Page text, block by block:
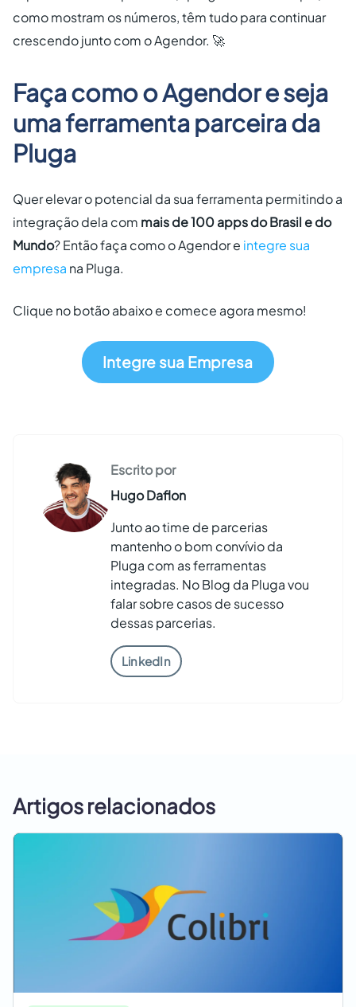
como mostram os números, têm tudo para continuar
crescendo junto com o Agendor. 🚀
Faça como o Agendor e seja
uma ferramenta parceira da
Pluga
Quer elevar o potencial da sua ferramenta permitindo a
integração dela com mais de 100 apps do Brasil e do
Mundo? Então faça como o Agendor e integre sua
empresa na Pluga.
Clique no botão abaixo e comece agora mesmo!
Integre sua Empresa
Escrito por
Hugo Daflon
Junto ao time de parcerias
mantenho o bom convívio da
Pluga com as ferramentas
integradas. No Blog da Pluga vou
falar sobre casos de sucesso
dessas parcerias.
LinkedIn
Artigos relacionados